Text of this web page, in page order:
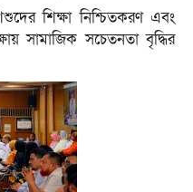
শিক্ষা নিশ্চিতকরণ এবং
সামাজিক সচেতনতা বৃদ্ধির